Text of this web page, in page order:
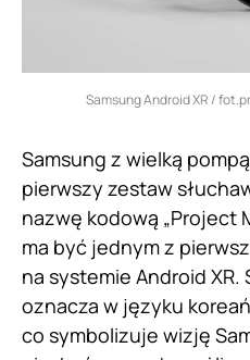
Samsung Android XR /
Samsung z wielką
pierwszy zestaw
nazwę kodową „Project
ma być jednym z
na systemie Android XR.
oznacza w języku
co symbolizuje wizję